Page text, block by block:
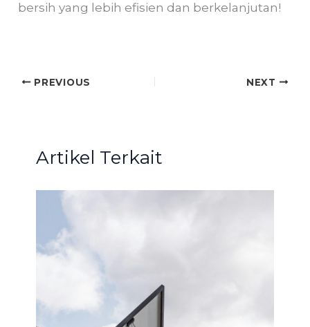
bersih yang lebih efisien dan berkelanjutan!
PREVIOUS NEXT
Artikel Terkait